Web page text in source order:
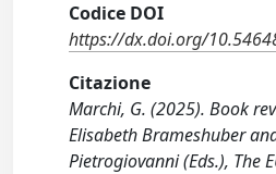
Codice DOI
https://dx.doi.org/
Citazione
Marchi, G. (2025). Book
Elisabeth Brameshuber
Pietrogiovanni (Eds.), The